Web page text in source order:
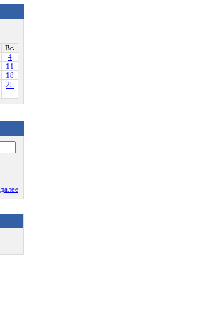
Вс.
4
11
18
25
далее